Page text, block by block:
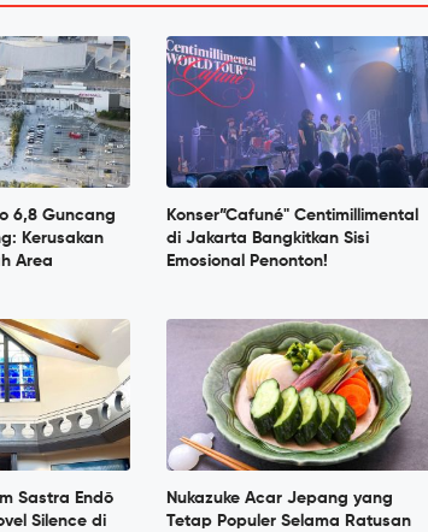
6,8 Guncang
Kerusakan
Area
Konser”Cafuné" Centimillimental
di Jakarta Bangkitkan Sisi
Emosional Penonton!
Sastra Endō
Silence di
Nukazuke Acar Jepang yang
Tetap Populer Selama Ratusan